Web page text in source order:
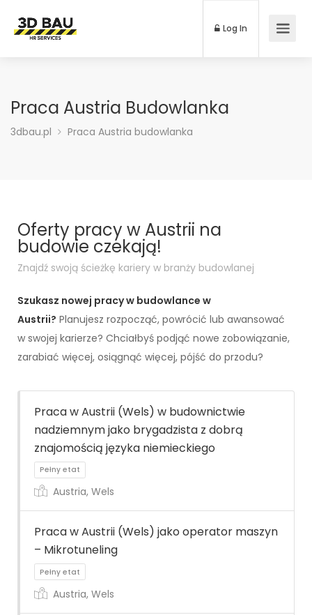
Log In
Praca Austria Budowlanka
3dbau.pl Praca Austria budowlanka
Oferty pracy w Austrii na
budowie czekają!
Znajdź swoją ścieżkę kariery w branży budowlanej
Szukasz nowej pracy w budowlance w
Austrii? Planujesz rozpocząć, powrócić lub awansować
w swojej karierze? Chciałbyś podjąć nowe zobowiązanie,
zarabiać więcej, osiągnąć więcej, pójść do przodu?
Praca w Austrii (Wels) w budownictwie
nadziemnym jako brygadzista z dobrą
znajomością języka niemieckiego
Pełny etat
Austria, Wels
Praca w Austrii (Wels) jako operator maszyn
– Mikrotuneling
Austria, Wels